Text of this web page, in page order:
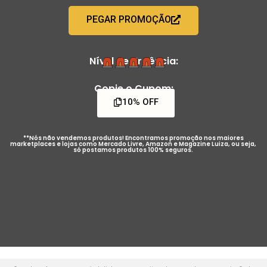
PEGAR PROMOÇÃO
Nível de Urgência:
Copie o Cupom:
10% OFF
**Nós não vendemos produtos! Encontramos promoção nos maiores
marketplaces e lojas como Mercado Livre, Amazon e Magazine Luiza, ou seja,
só postamos produtos 100% seguros.